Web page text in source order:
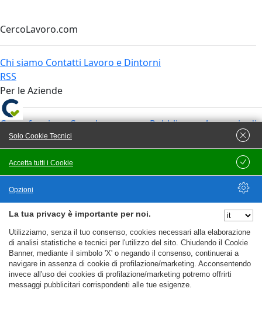
CercoLavoro.com
Chi siamo Contatti Lavoro e Dintorni
RSS
Per le Aziende
Come funziona CercoLavoro.comPubblica un Annuncio di
LavoroServizi di Recruiting
Ricerca Personale ItaliaRicerca Personale per Mansioni
Candidati in cerca di Lavoro
Informativa Privacy AziendeTermini e Condizioni Aziende
Adempimenti Privacy Aziende
Supporto Privacy e GDPR
Come pubblicare un’offerta di lavoro su Cercolavoro.com
Servizi Privacy
Consulenza Privacy GDPRAdeguamento Privacy GDPR
La tua privacy è importante per noi.
Utilizziamo, senza il tuo consenso, cookies necessari alla elaborazione
di analisi statistiche e tecnici per l'utilizzo del sito. Chiudendo il Cookie
Banner, mediante il simbolo 'X' o negando il consenso, continuerai a
navigare in assenza di cookie di profilazione/marketing. Acconsentendo
invece all'uso dei cookies di profilazione/marketing potremo offrirti
messaggi pubblicitari corrispondenti alle tue esigenze.
Accetta tutti i Cookie
Solo Cookie Tecnici
Salva
Opzioni
Nascondi Opzioni